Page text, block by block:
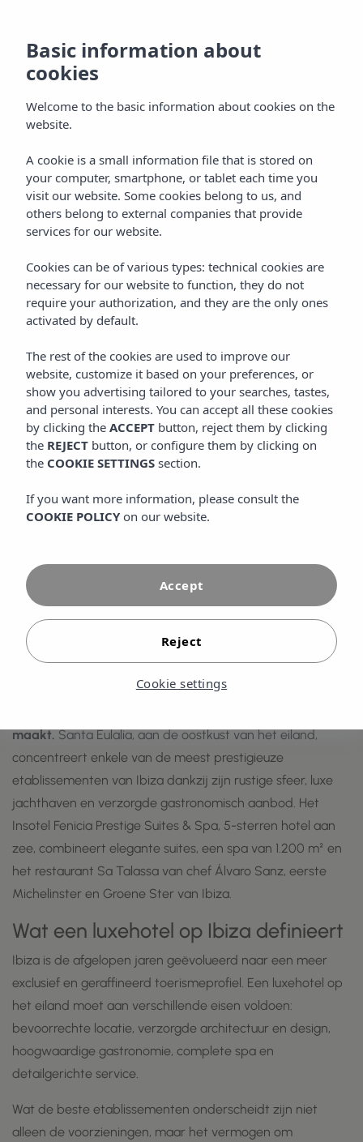
Home Blog
Luxehotel op Ibiza
IBIZA
Luxehotel op Ibiza: waar te
verblijven in 2026
Ontdek wat een luxehotel op Ibiza biedt: spa, suites,
Suites & Spa, 5-sterren Santa Eulalia.
Een luxehotel op Ibiza is de beste manier om het eiland
van zijn meest geraffineerde kant te ontdekken:
auteursgastronomie, hoogwaardige spa, exclusieve
maakt.Santa Eulalia, aan de oostkust van het eiland,
concentreert enkele van de meest prestigieuze
etablissementen van Ibiza dankzij zijn rustige sfeer, luxe
jachthaven en verzorgde gastronomisch aanbod. Het
Insotel Fenicia Prestige Suites & Spa, 5-sterren hotel aan
zee, combineert elegante suites, een spa van 1.200 m² en
het restaurant Sa Talassa van chef Álvaro Sanz, eerste
Michelinster en Groene Ster van Ibiza.
Wat een luxehotel op Ibiza definieert
Ibiza is de afgelopen jaren geëvolueerd naar een meer
exclusief en geraffineerd toerismeprofiel. Een luxehotel op
het eiland moet aan verschillende eisen voldoen:
bevoorrechte locatie, verzorgde architectuur en design,
hoogwaardige gastronomie, complete spa en
detailgerichte service.
Wat de beste etablissementen onderscheidt zijn niet
alleen de voorzieningen, maar het vermogen om
Basic information about
cookies
Welcome to the basic information about cookies on the
website.
A cookie is a small information file that is stored on
your computer, smartphone, or tablet each time you
visit our website. Some cookies belong to us, and
others belong to external companies that provide
services for our website.
Cookies can be of various types: technical cookies are
necessary for our website to function, they do not
require your authorization, and they are the only ones
activated by default.
The rest of the cookies are used to improve our
website, customize it based on your preferences, or
show you advertising tailored to your searches, tastes,
and personal interests. You can accept all these cookies
by clicking the ACCEPT button, reject them by clicking
the REJECT button, or configure them by clicking on
the COOKIE SETTINGS section.
If you want more information, please consult the
COOKIE POLICY on our website.
Cookie settings
Reject
Accept